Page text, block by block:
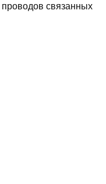
связанных